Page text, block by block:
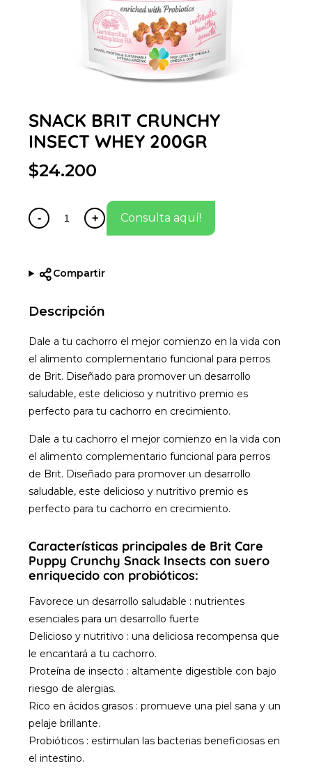
SNACK BRIT CRUNCHY
INSECT WHEY 200GR
$24.200
- + Consulta aquí!
Compartir
Descripción
Dale a tu cachorro el mejor comienzo en la vida con
el alimento complementario funcional para perros
de Brit. Diseñado para promover un desarrollo
saludable, este delicioso y nutritivo premio es
perfecto para tu cachorro en crecimiento.
Dale a tu cachorro el mejor comienzo en la vida con
el alimento complementario funcional para perros
de Brit. Diseñado para promover un desarrollo
saludable, este delicioso y nutritivo premio es
perfecto para tu cachorro en crecimiento.
Características principales de Brit Care
Puppy Crunchy Snack Insects con suero
enriquecido con probióticos:
Favorece un desarrollo saludable : nutrientes
esenciales para un desarrollo fuerte
Delicioso y nutritivo : una deliciosa recompensa que
le encantará a tu cachorro.
Proteína de insecto : altamente digestible con bajo
riesgo de alergias.
Rico en ácidos grasos : promueve una piel sana y un
pelaje brillante.
Probióticos : estimulan las bacterias beneficiosas en
el intestino.